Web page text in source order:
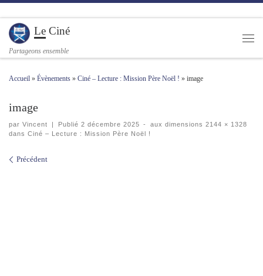
Passer au contenu
Le Ciné
Partageons ensemble
Accueil » Évènements » Ciné – Lecture : Mission Père Noël ! » image
image
par Vincent | Publié 2 décembre 2025 - aux dimensions 2144 × 1328
dans Ciné – Lecture : Mission Père Noël !
Navigation des images
Précédent